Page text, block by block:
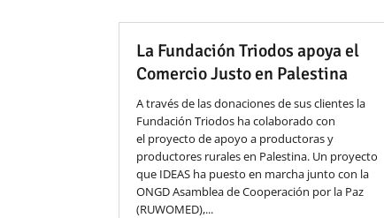
La Fundación Triodos apoya el
Comercio Justo en Palestina
A través de las donaciones de sus clientes la
Fundación Triodos ha colaborado con
el proyecto de apoyo a productoras y
productores rurales en Palestina. Un proyecto
que IDEAS ha puesto en marcha junto con la
ONGD Asamblea de Cooperación por la Paz
(RUWOMED),...